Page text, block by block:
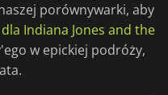
porównywarki, aby
Indiana Jones and the
w epickiej podróży,